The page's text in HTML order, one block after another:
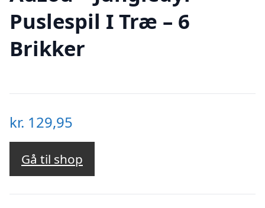
Puslespil I Træ – 6
Brikker
kr. 129,95
Gå til shop